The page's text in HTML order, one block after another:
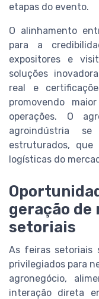
etapas do evento.
O alinhamento
para a
expositores e
soluções
real e
promovendo
operações. O
agroindústria
estruturados, que
logísticas do
geração de
setoriais
As feiras setoriais
privilegiados para
agronegócio,
interação direta